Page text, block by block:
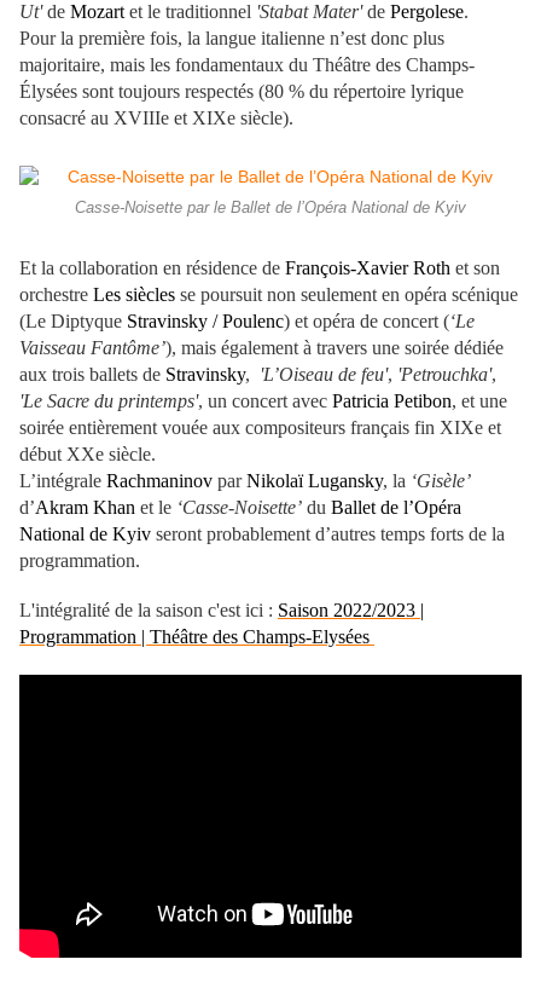
Ut'de Mozart et le traditionnel 'Stabat Mater'de Pergolese.
Pour la première fois, la langue italienne n’est donc plus
majoritaire, mais les fondamentaux du Théâtre des Champs-
Élysées sont toujours respectés (80 % du répertoire lyrique
consacré au XVIIIe et XIXe siècle).
Casse-Noisette par le Ballet de l’Opéra National de Kyiv
Et la collaboration en résidence de François-Xavier Roth et son
orchestre Les siècles se poursuit non seulement en opéra scénique
(Le Diptyque Stravinsky / Poulenc) et opéra de concert (‘Le
Vaisseau Fantôme’), mais également à travers une soirée dédiée
aux trois ballets de Stravinsky, 'L’Oiseau de feu', 'Petrouchka',
'Le Sacre du printemps', un concert avec Patricia Petibon, et une
soirée entièrement vouée aux compositeurs français fin XIXe et
début XXe siècle.
L’intégrale Rachmaninov parNikolaï Lugansky, la ‘Gisèle’
d’Akram Khan et le ‘Casse-Noisette’ du Ballet de l’Opéra
National de Kyiv seront probablement d’autres temps forts de la
programmation.
L'intégralité de la saison c'est ici : Saison 2022/2023 |
Programmation | Théâtre des Champs-Elysées